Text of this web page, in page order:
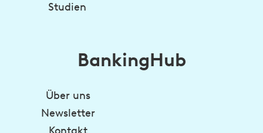
Studien
BankingHub
Über uns
Newsletter